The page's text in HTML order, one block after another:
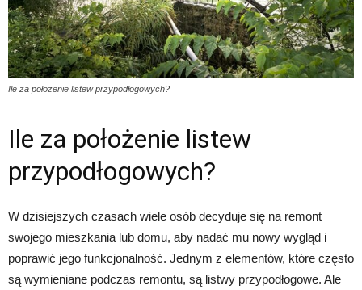
Ile za położenie listew przypodłogowych?
Ile za położenie listew
przypodłogowych?
W dzisiejszych czasach wiele osób decyduje się na remont
swojego mieszkania lub domu, aby nadać mu nowy wygląd i
poprawić jego funkcjonalność. Jednym z elementów, które często
są wymieniane podczas remontu, są listwy przypodłogowe. Ale